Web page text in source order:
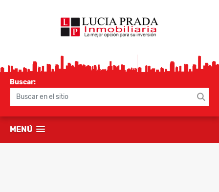
Buscar:
MENÚ